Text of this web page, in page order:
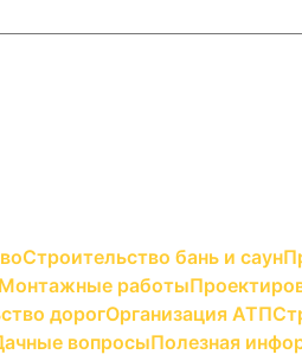
Строительство бань и саун
Монтажные работы
дорогОрганизация АТП
вопросыПолезная